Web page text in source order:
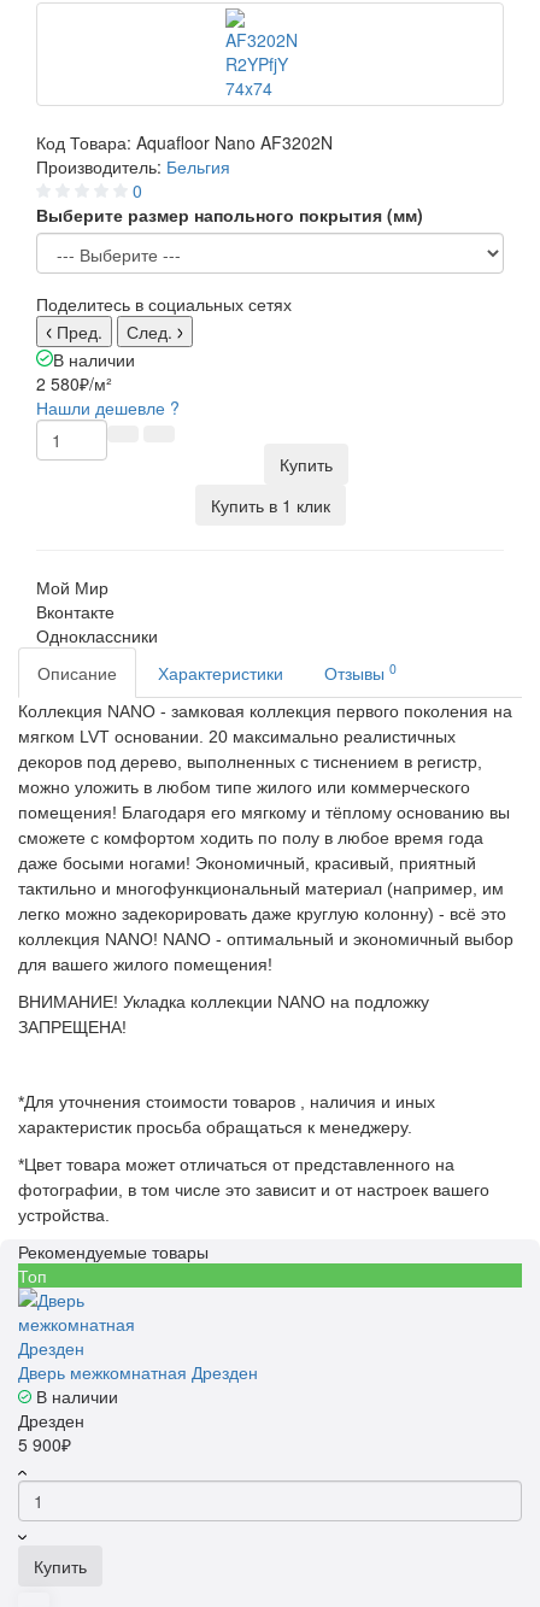
Код Товара: Aquafloor Nano AF3202N
Производитель: Бельгия
0
Выберите размер напольного покрытия (мм)
Поделитесь в социальных сетях
Пред.
След.
В наличии
2 580₽/м²
Нашли дешевле ?
Купить
Купить в 1 клик
Мой Мир
Вконтакте
Одноклассники
Описание
Характеристики Отзывы 0
Коллекция NANO - замковая коллекция первого поколения на
мягком LVT основании. 20 максимально реалистичных
декоров под дерево, выполненных с тиснением в регистр,
можно уложить в любом типе жилого или коммерческого
помещения! Благодаря его мягкому и тёплому основанию вы
сможете с комфортом ходить по полу в любое время года
даже босыми ногами! Экономичный, красивый, приятный
тактильно и многофункциональный материал (например, им
легко можно задекорировать даже круглую колонну) - всё это
коллекция NANO! NANO - оптимальный и экономичный выбор
для вашего жилого помещения!
ВНИМАНИЕ! Укладка коллекции NANO на подложку
ЗАПРЕЩЕНА!
*Для уточнения стоимости товаров , наличия и иных
характеристик просьба обращаться к менеджеру.
*Цвет товара может отличаться от представленного на
фотографии, в том числе это зависит и от настроек вашего
устройства.
Рекомендуемые товары
Топ
Дверь межкомнатная Дрезден
В наличии
Дрезден
5 900₽
Купить